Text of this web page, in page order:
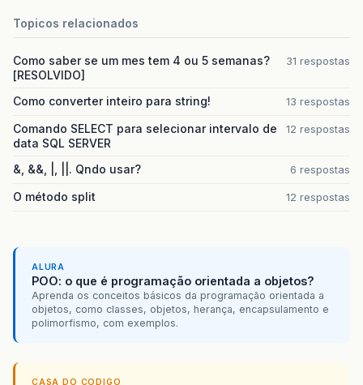
Topicos relacionados
Como saber se um mes tem 4 ou 5 semanas?
[RESOLVIDO]
31 respostas
Como converter inteiro para string! 13 respostas
Comando SELECT para selecionar intervalo de
data SQL SERVER
12 respostas
&, &&, |, ||. Qndo usar? 6 respostas
O método split 12 respostas
ALURA
POO: o que é programação orientada a objetos?
Aprenda os conceitos básicos da programação orientada a
objetos, como classes, objetos, herança, encapsulamento e
polimorfismo, com exemplos.
CASA DO CODIGO